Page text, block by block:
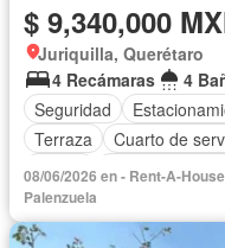
$ 9,340,000
Juriquilla, Querétaro
4 Recámaras
4
Seguridad
Terraza
Cuarto de
Balcón
Acceso para
Cocina equipada
Bodega
Circuito
08/06/2026 en - Rent-A-
Palenzuela